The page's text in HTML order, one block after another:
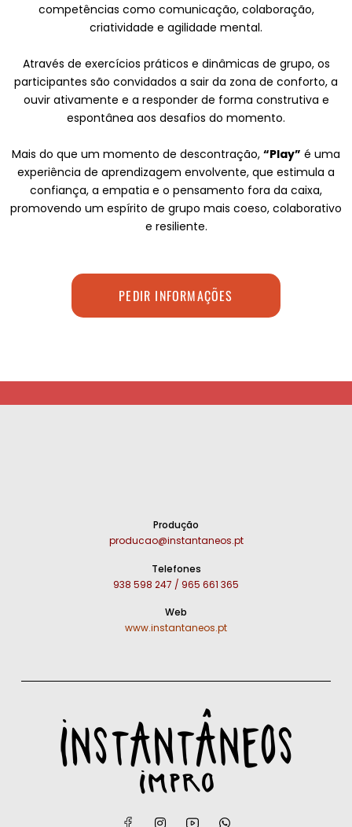
competências como comunicação, colaboração,
criatividade e agilidade mental.
Através de exercícios práticos e dinâmicas de grupo, os
participantes são convidados a sair da zona de conforto, a
ouvir ativamente e a responder de forma construtiva e
espontânea aos desafios do momento.
Mais do que um momento de descontração, “Play” é uma
experiência de aprendizagem envolvente, que estimula a
confiança, a empatia e o pensamento fora da caixa,
promovendo um espírito de grupo mais coeso, colaborativo
e resiliente.
PEDIR INFORMAÇÕES
Produção
producao@instantaneos.pt
Telefones
938 598 247 / 965 661 365
Web
www.instantaneos.pt